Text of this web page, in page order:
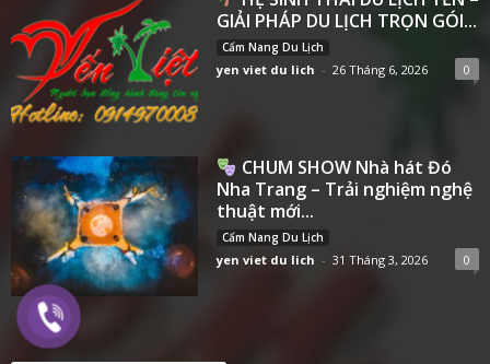
GIẢI PHÁP DU LỊCH TRỌN GÓI...
Cẩm Nang Du Lịch
yen viet du lich - 26 Tháng 6, 2026 0
CHUM SHOW Nhà hát Đó
Nha Trang – Trải nghiệm nghệ
thuật mới...
Cẩm Nang Du Lịch
yen viet du lich - 31 Tháng 3, 2026 0